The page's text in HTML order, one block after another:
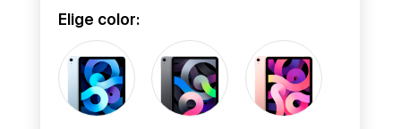
Elige color: